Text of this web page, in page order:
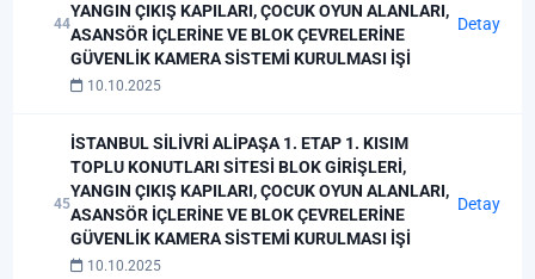
44
YANGIN ÇIKIŞ KAPILARI, ÇOCUK OYUN ALANLARI,
ASANSÖR İÇLERİNE VE BLOK ÇEVRELERİNE
GÜVENLİK KAMERA SİSTEMİ KURULMASI İŞİ
10.10.2025
Detay
45
İSTANBUL SİLİVRİ ALİPAŞA 1. ETAP 1. KISIM
TOPLU KONUTLARI SİTESİ BLOK GİRİŞLERİ,
YANGIN ÇIKIŞ KAPILARI, ÇOCUK OYUN ALANLARI,
ASANSÖR İÇLERİNE VE BLOK ÇEVRELERİNE
GÜVENLİK KAMERA SİSTEMİ KURULMASI İŞİ
10.10.2025
Detay